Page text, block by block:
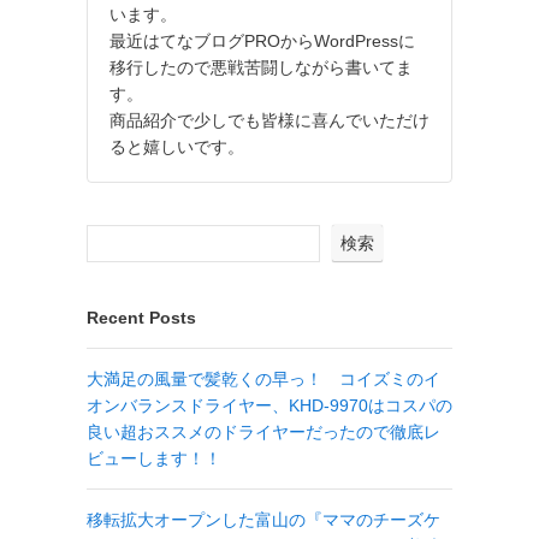
います。
最近はてなブログPROからWordPressに
移行したので悪戦苦闘しながら書いてま
す。
商品紹介で少しでも皆様に喜んでいただけ
ると嬉しいです。
検索
Recent Posts
大満足の風量で髪乾くの早っ！ コイズミのイ
オンバランスドライヤー、KHD-9970はコスパの
良い超おススメのドライヤーだったので徹底レ
ビューします！！
移転拡大オープンした富山の『ママのチーズケ